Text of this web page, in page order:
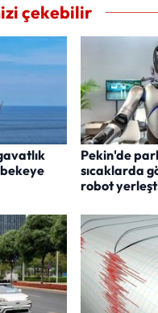
çekebilir
Pekin'de
sıcaklarda
robot